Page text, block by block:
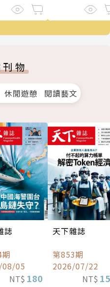
物
休閒遊憩 閱讀藝文
誌
05
NT$ 180
天下雜誌
第853期
2026/07/22
NT$